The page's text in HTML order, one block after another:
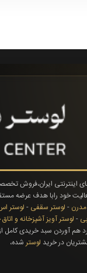
اینترنتی ایران،فروش
خود رابا هدف عرضه
مدرن - لوستر سقفی -لوستر
-لوستر آویز آشپزخانه و
هم آوردن سبد خریدی کامل
در خرید لوسترشده،